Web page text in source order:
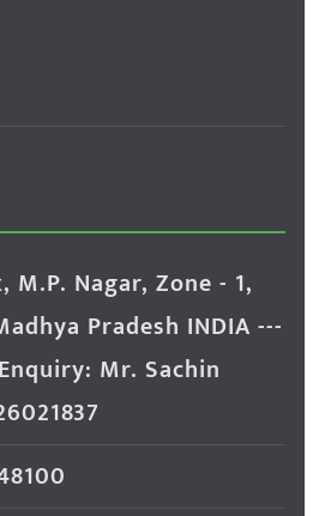
M.P. Nagar, Zone - 1,
Pradesh INDIA ---
Mr. Sachin